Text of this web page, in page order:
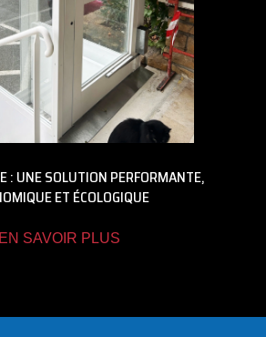
: UNE SOLUTION PERFORMANTE,
ET ÉCOLOGIQUE
EN SAVOIR PLUS